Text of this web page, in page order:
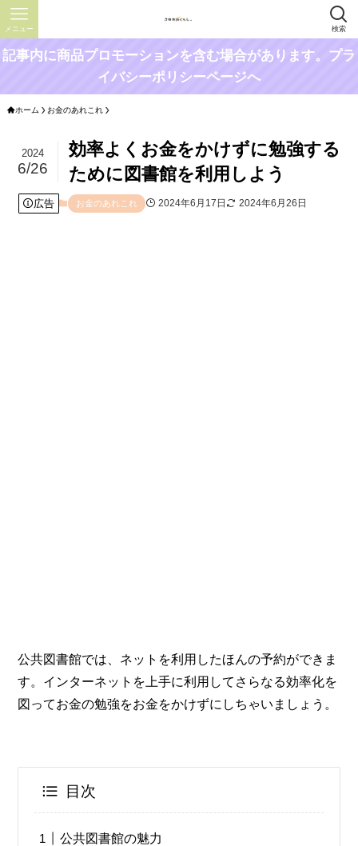
検索
メニュー
記事内に商品プロモーションを含む場合があります。プラ
イバシーポリシーページへ
ホーム お金のあれこれ
効率よくお金をかけずに勉強する
ために図書館を利用しよう
2024
6/26
広告 お金のあれこれ 2024年6月17日 2024年6月26日
公共図書館では、ネットを利用したほんの予約ができま
す。インターネットを上手に利用してさらなる効率化を
図ってお金の勉強をお金をかけずにしちゃいましょう。
目次
公共図書館の魅力